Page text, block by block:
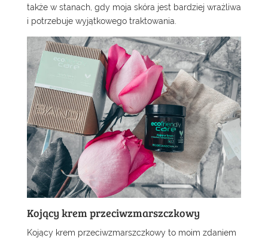
także w stanach, gdy moja skóra jest bardziej wrażliwa
i potrzebuje wyjątkowego traktowania.
Kojący krem przeciwzmarszczkowy
Kojący krem przeciwzmarszczkowyto moim zdaniem